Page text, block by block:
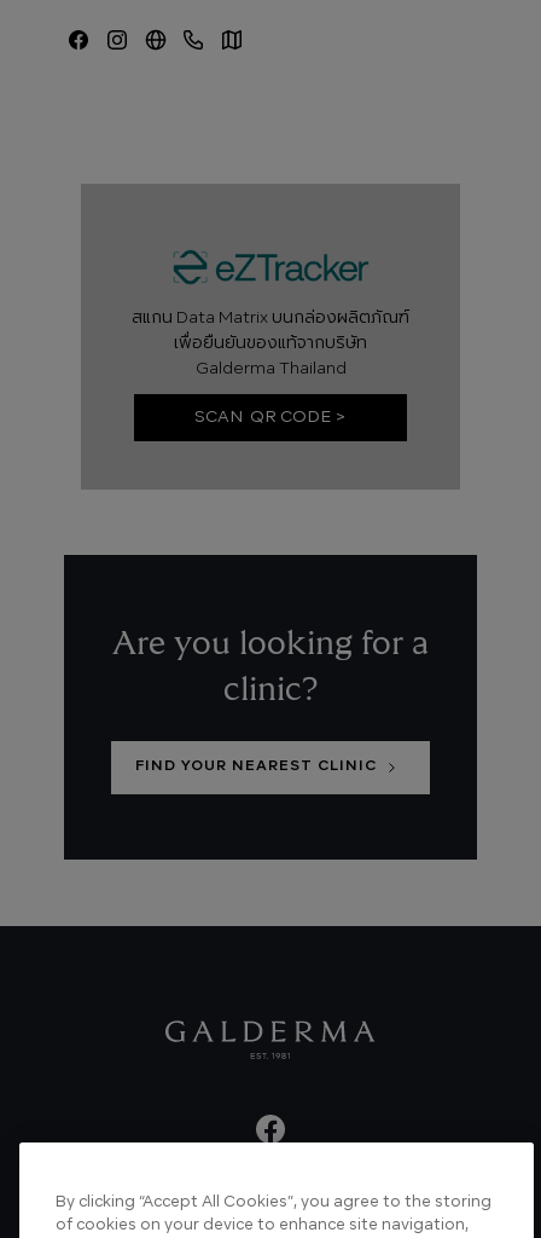
สแกน Data Matrix บนกล่องผลิตภัณฑ์
เพื่อยืนยันของแท้จากบริษัท
Galderma Thailand
SCAN QR CODE >
Are you looking for a
clinic?
FIND YOUR NEAREST CLINIC
About us Articles News Videos
By clicking “Accept All Cookies”, you agree to the storing
of cookies on your device to enhance site navigation,